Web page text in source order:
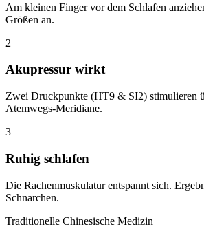
Am kleinen Finger vor dem Schlafen
Größen an.
2
Akupressur wirkt
Zwei Druckpunkte (HT9 & SI2) stimulieren
Atemwegs-Meridiane.
3
Ruhig schlafen
Die Rachenmuskulatur entspannt sich.
Schnarchen.
Traditionelle Chinesische Medizin